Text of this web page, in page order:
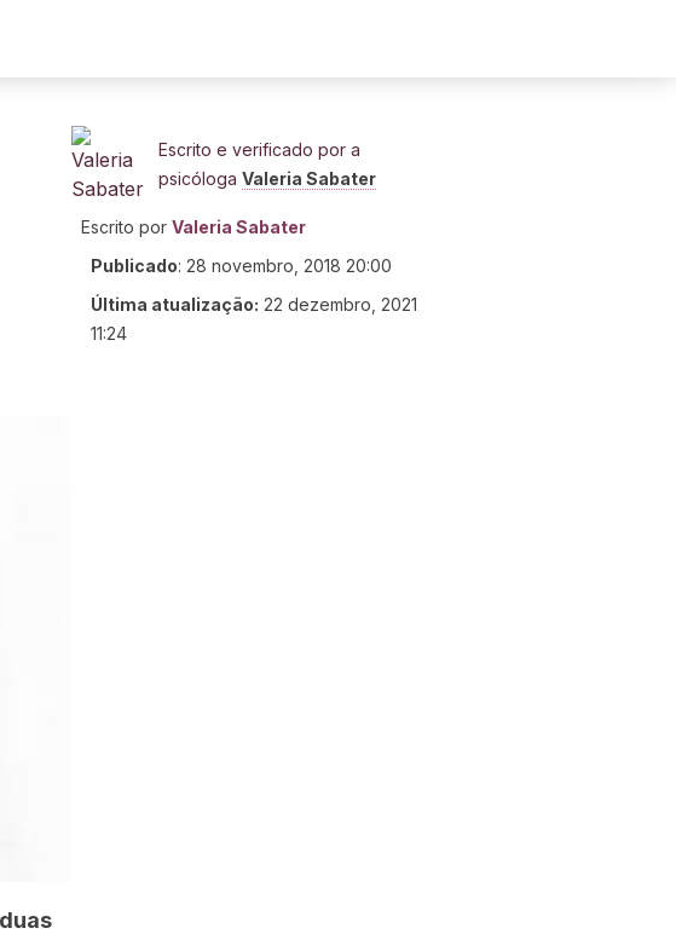
Escrito e verificado por a
psicóloga Valeria Sabater
Escrito por Valeria Sabater
Publicado: 28 novembro, 2018 20:00
Última atualização: 22 dezembro, 2021
11:24